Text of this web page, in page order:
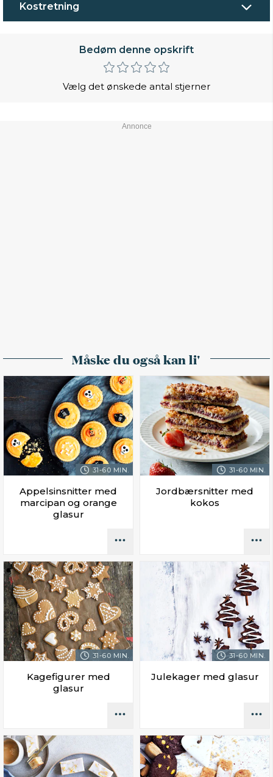
Kostretning
Bedøm denne opskrift
Vælg det ønskede antal stjerner
Måske du også kan li'
31-60 MIN.
Appelsinsnitter med
marcipan og orange
glasur
31-60 MIN.
Jordbærsnitter med
kokos
31-60 MIN.
Kagefigurer med
glasur
31-60 MIN.
Julekager med glasur